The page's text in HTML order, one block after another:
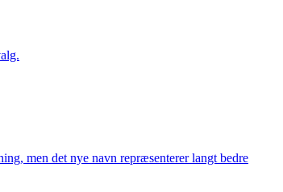
men det nye navn repræsenterer langt bedre